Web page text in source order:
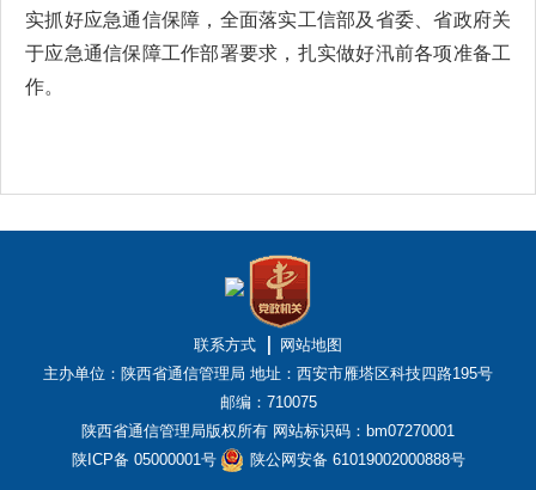
实抓好应急通信保障，全面落实工信部及省委、省政府关
于应急通信保障工作部署要求，扎实做好汛前各项准备工
作。
联系方式
网站地图
主办单位：陕西省通信管理局 地址：西安市雁塔区科技四路195号
邮编：710075
陕西省通信管理局版权所有 网站标识码：bm07270001
陕ICP备 05000001号
陕公网安备 61019002000888号